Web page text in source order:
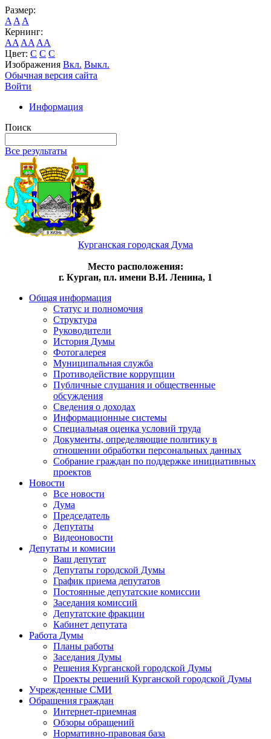
Размер:
A A A
Кернинг:
AA AA AA
Цвет: C C C
Изображения Вкл. Выкл.
Обычная версия сайта
Войти
Информация
Поиск
Все результаты
Курганская городская Дума
Место расположения:
г. Курган, пл. имени В.И. Ленина, 1
Общая информация
Статус и полномочия
Структура
Руководители
История Думы
Фотогалерея
Муниципальная служба
Противодействие коррупции
Публичные слушания и общественные
обсуждения
Сведения о доходах
Информационные системы
Специальная оценка условий труда
Документы, определяющие политику в
отношении обработки персональных данных
Собрание граждан по поддержке инициативных
проектов
Новости
Все новости
Дума
Председатель
Депутаты
Видеоновости
Депутаты и комисии
Ваш депутат
Депутаты городской Думы
График приема депутатов
Постоянные депутатские комиссии
Заседания комиссий
Депутатские фракции
Кабинет депутата
Работа Думы
Планы работы
Заседания Думы
Решения Курганской городской Думы
Проекты решений Курганской городской Думы
Учрежденные СМИ
Обращения граждан
Интернет-приемная
Обзоры обращений
Нормативно-правовая база